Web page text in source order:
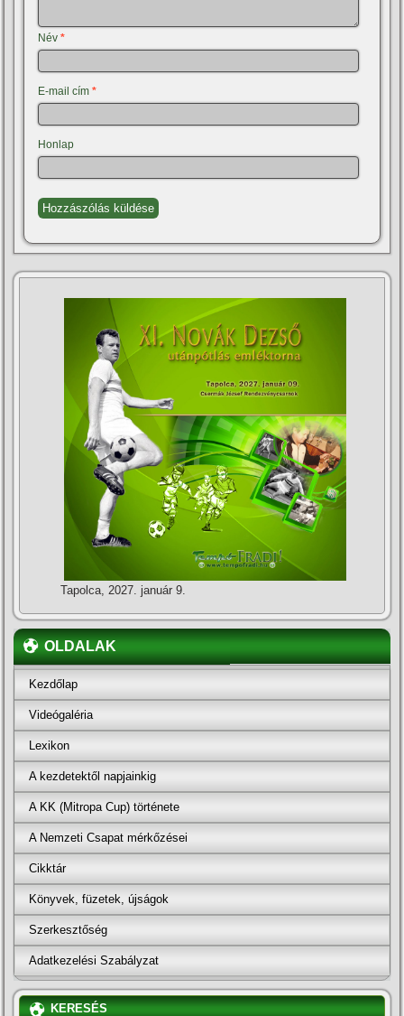
Név*
E-mail cím*
Honlap
Tapolca, 2027. január 9.
OLDALAK
Kezdőlap
Videógaléria
Lexikon
A kezdetektől napjainkig
A KK (Mitropa Cup) története
A Nemzeti Csapat mérkőzései
Cikktár
Könyvek, füzetek, újságok
Szerkesztőség
Adatkezelési Szabályzat
KERESÉS